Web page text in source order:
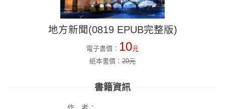
地方新聞(0819 EPUB完整版)
電子書價： 10元
紙本書價： 20元
書籍資訊